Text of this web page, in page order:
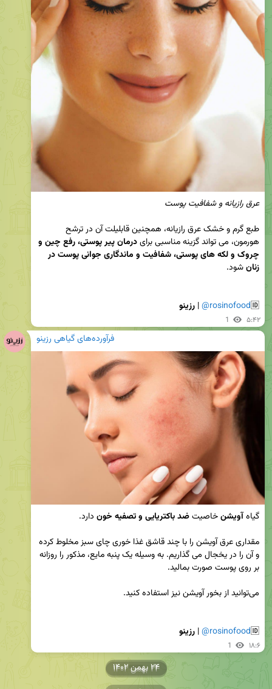
عرق رازیانه و شفافیت پوست
هورمون، می تواند گزینه مناسبی برای
چروک و لکه های پوستی، شفافیت و ماندگاری جوانی پوست در
زنان
🆔
@rosinofood
| رزینو
1 ۵:۴۲
فرآورده‌های گیاهی رزینو
گیاه آویشن خاصیت ضد باکتریایی و تصفیه خون
🆔
@rosinofood
| رزینو
1 ۱۸:۶
۲۴ بهمن ۱۴۰۲
۲۴ بهمن ۱۴۰۲